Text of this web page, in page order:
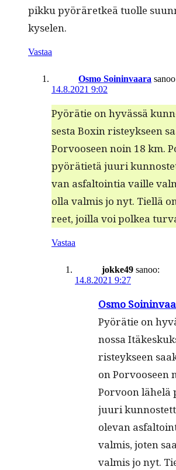
pikku pyöräretkeä tuolle
kyselen.
Vastaa
Osmo Soininvaara
14.8.2021 9:02
Pyörätie on hyvässä
ses­ta Box­in risteyk­seen
Por­vooseen noin 18 km.
pyöräti­etä juuri
van asfal­toin­tia vaille
olla valmis jo nyt. Tiel­lä
reet, joil­la voi polkea
Vastaa
jokke49 sanoo:
14.8.2021 9:27
Osmo
Pyö­rä­tie on
nos­sa
ris­teyk­seen
on Por­voo­seen
Por­voon lähe­lä
juu­ri
ole­van
val­mis, joten
val­mis jo nyt.